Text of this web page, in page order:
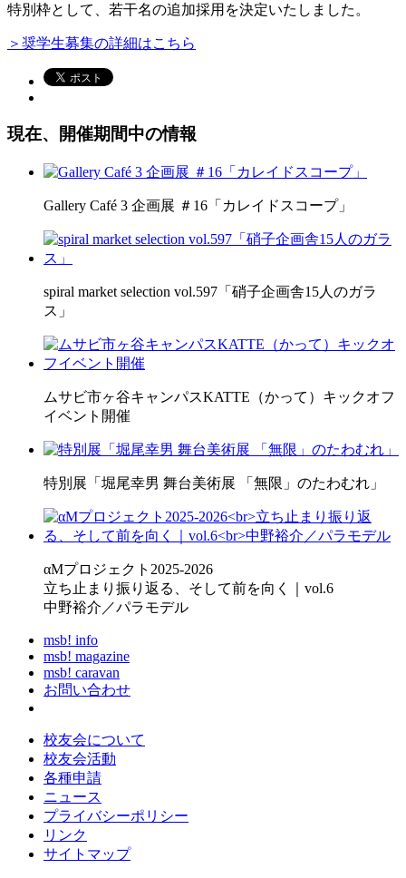
特別枠として、若干名の追加採用を決定いたしました。
＞奨学生募集の詳細はこちら
現在、開催期間中の情報
Gallery Café 3 企画展 ＃16「カレイドスコープ」
spiral market selection vol.597「硝子企画舎15人のガラ
ス」
ムサビ市ヶ谷キャンパスKATTE（かって）キックオフ
イベント開催
特別展「堀尾幸男 舞台美術展 「無限」のたわむれ」
αMプロジェクト2025-2026
立ち止まり振り返る、そして前を向く｜vol.6
中野裕介／パラモデル
msb! info
msb! magazine
msb! caravan
お問い合わせ
校友会について
校友会活動
各種申請
ニュース
プライバシーポリシー
リンク
サイトマップ